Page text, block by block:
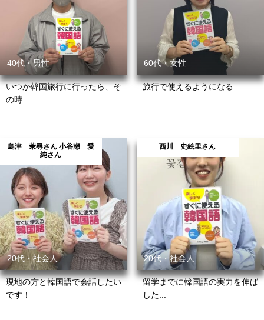
40代・男性
いつか韓国旅行に行ったら、そ
の時...
60代・女性
旅行で使えるようになる
島津 茉尋さん 小谷瀬 愛
純さん
20代・社会人
現地の方と韓国語で会話したい
です！
西川 史絵里さん
20代・社会人
留学までに韓国語の実力を伸ば
した...